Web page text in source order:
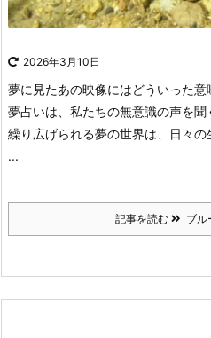
2026年3月10日
夢に見たあの映像にはどういった
夢占いは、私たちの無意識の声を聞
繰り広げられる夢の世界は、日々
...
記事を読む ブル